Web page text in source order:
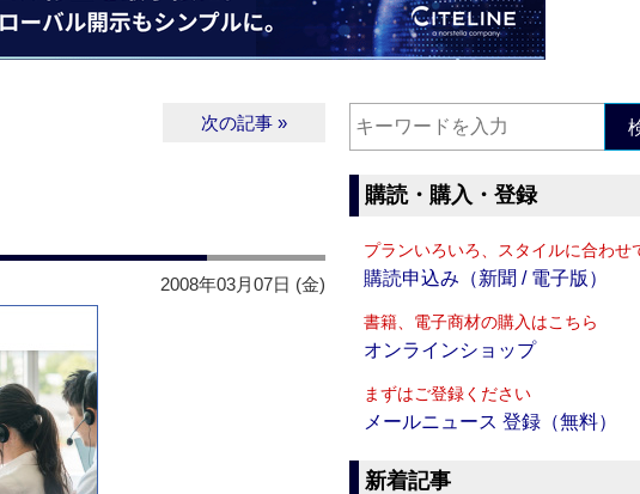
次の記事 »
2008年03月07日 (金)
購読・購入・登録
プランいろいろ、スタイルに合わせ
購読申込み（新聞 / 電子版）
書籍、電子商材の購入はこちら
オンラインショップ
まずはご登録ください
メールニュース 登録（無料）
新着記事